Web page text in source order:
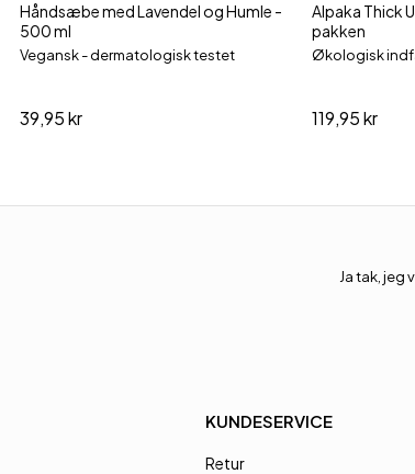
Håndsæbe med Lavendel og Humle -
500 ml
Vegansk - dermatologisk testet
39,95 kr
Alpaka Thick
pakken
Økologisk
119,95 kr
Ja tak,
KUNDESERVICE
Retur